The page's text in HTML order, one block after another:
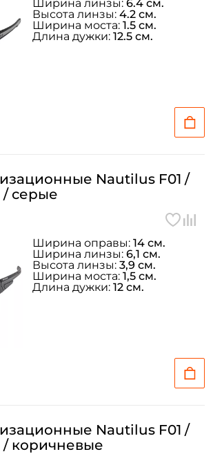
Ширина линзы: 6.4 см.
Высота линзы: 4.2 см.
Ширина моста: 1.5 см.
Длина дужки: 12.5 см.
Nautilus F01 /
серые
Ширина оправы: 14 см.
Ширина линзы: 6,1 см.
Высота линзы: 3,9 см.
Ширина моста: 1,5 см.
Длина дужки: 12 см.
Nautilus F01 /
коричневые